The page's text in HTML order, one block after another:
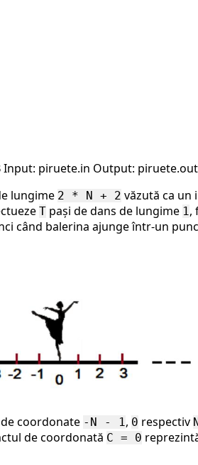
Input: piruete.in Output: piruete.out
lungime 2 * N + 2 văzută ca un
T pași de dans de lungime 1,
când balerina ajunge într-un
coordonate -N - 1, 0 respectiv
de coordonată C = 0